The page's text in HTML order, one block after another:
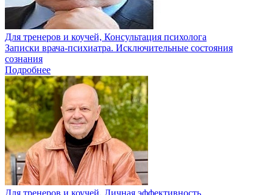
Для тренеров и коучей, Консультация психолога
Записки врача-психиатра. Исключительные состояния
сознания
Подробнее
Для тренеров и коучей, Личная эффективность